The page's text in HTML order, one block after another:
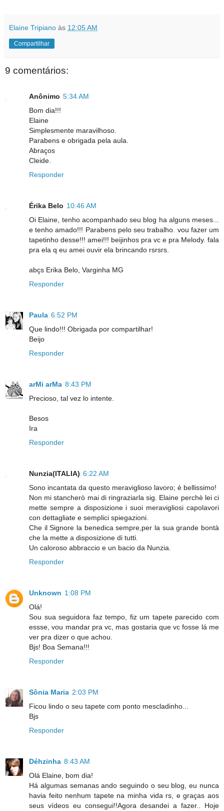
Elaine Tripiano às 12:05 AM
Compartilhar
9 comentários:
Anônimo 5:34 AM
Bom dia!!!
Elaine
Simplesmente maravilhoso.
Parabens e obrigada pela aula.
Abraços
Cleide.
Responder
Érika Belo 10:46 AM
Oi Elaine, tenho acompanhado seu blog ha alguns meses...
e tenho amado!!! Parabens pelo seu trabalho. vou fazer um
tapetinho desse!!! amei!!! beijinhos pra vc e pra Melody. fala
pra ela q eu amei ouvir ela brincando rsrsrs.
abçs Erika Belo, Varginha MG
Responder
Paula 6:52 PM
Que lindo!!! Obrigada por compartilhar!
Beijo
Responder
arMi arMa 8:43 PM
Precioso, tal vez lo intente.
Besos
Ira
Responder
Nunzia(ITALIA) 6:22 AM
Sono incantata da questo meraviglioso lavoro; è bellissimo!
Non mi stancherò mai di ringraziarla sig. Elaine perchè lei ci
mette sempre a disposizione i suoi meravigliosi capolavori
con dettagliate e semplici spiegazioni.
Che il Signore la benedica sempre,per la sua grande bontà
che la mette a disposizione di tutti.
Un caloroso abbraccio e un bacio da Nunzia.
Responder
Unknown 1:08 PM
Olá!
Sou sua seguidora faz tempo, fiz um tapete parecido com
essse, vou mandar pra vc, mas gostaria que vc fosse lá me
ver pra dizer o que achou.
Bjs! Boa Semana!!!
Responder
Sônia Maria 2:03 PM
Ficou lindo o seu tapete com ponto mescladinho...
Bjs
Responder
Déhzinha 8:43 AM
Olá Elaine, bom dia!
Há algumas semanas ando seguindo o seu blog, eu nunca
havia feito nenhum tapete na minha vida rs, e graças aos
seus vídeos eu consegui!!Agora desandei a fazer.. Hoje